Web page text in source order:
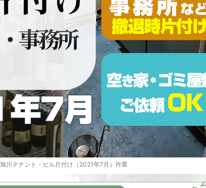
旭川テナント・ビル片付け（2021年7月）作業